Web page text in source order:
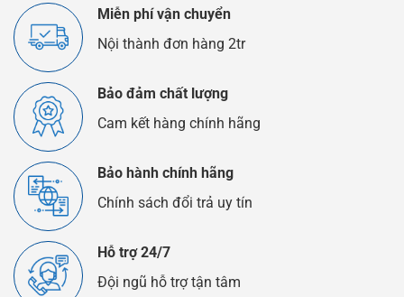
Thế
Nào?
Miễn phí vận chuyển
Nội thành đơn hàng 2tr
Bảo đảm chất lượng
Cam kết hàng chính hãng
Bảo hành chính hãng
Chính sách đổi trả uy tín
Hỗ trợ 24/7
Đội ngũ hỗ trợ tận tâm